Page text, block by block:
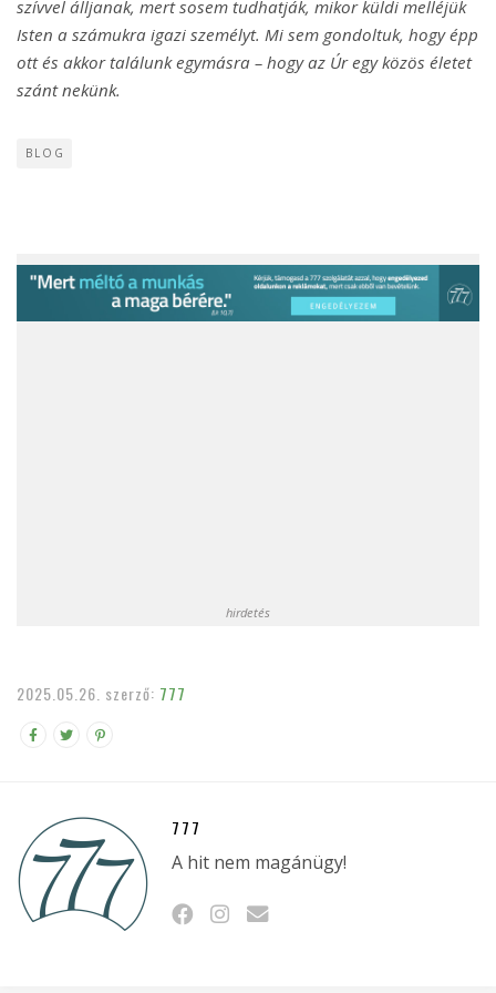
szívvel álljanak, mert sosem tudhatják, mikor küldi melléjük
Isten a számukra igazi személyt. Mi sem gondoltuk, hogy épp
ott és akkor találunk egymásra – hogy az Úr egy közös életet
szánt nekünk.
BLOG
hirdetés
2025.05.26. szerző: 777
777
A hit nem magánügy!